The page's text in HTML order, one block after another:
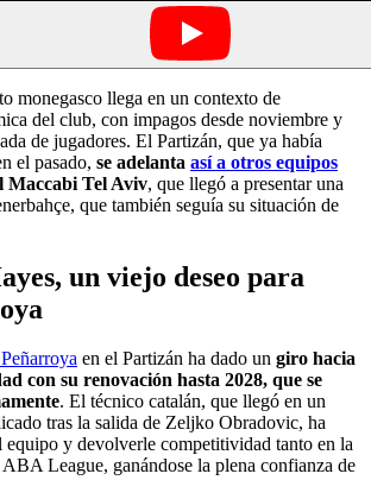
monegasco llega en un contexto de
del club, con impagos desde noviembre y
de jugadores. El Partizán, que ya había
el pasado, se adelanta así a otros equipos
Maccabi Tel Aviv, que llegó a presentar una
que también seguía su situación de
un viejo deseo para
en el Partizán ha dado un giro hacia
con su renovación hasta 2028, que se
. El técnico catalán, que llegó en un
tras la salida de Zeljko Obradovic, ha
equipo y devolverle competitividad tanto en la
League, ganándose la plena confianza de